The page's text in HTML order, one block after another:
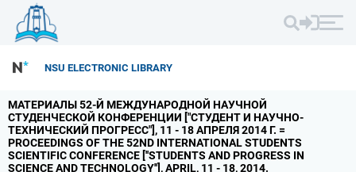
NSU ELECTRONIC LIBRARY
МАТЕРИАЛЫ 52-Й МЕЖДУНАРОДНОЙ НАУЧНОЙ
СТУДЕНЧЕСКОЙ КОНФЕРЕНЦИИ ["СТУДЕНТ И НАУЧНО-
ТЕХНИЧЕСКИЙ ПРОГРЕСС"], 11 - 18 АПРЕЛЯ 2014 Г. =
PROCEEDINGS OF THE 52ND INTERNATIONAL STUDENTS
SCIENTIFIC CONFERENCE [''STUDENTS AND PROGRESS IN
SCIENCE AND TECHNOLOGY''],APRIL, 11 - 18,2014.